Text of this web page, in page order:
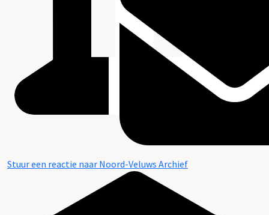
Stuur een reactie naar Noord-Veluws Archief